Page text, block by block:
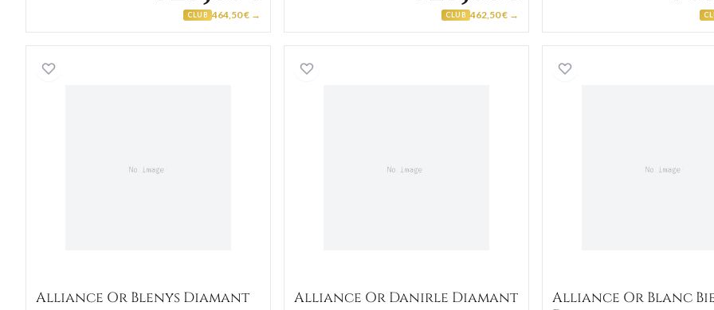
CLUB 464,50 € → CLUB 462,50 € →
Alliance Or Blenys Diamant
Alliance Or Danirle Diamant
Alliance Or Danirle Diamant
Alliance Or Blanc